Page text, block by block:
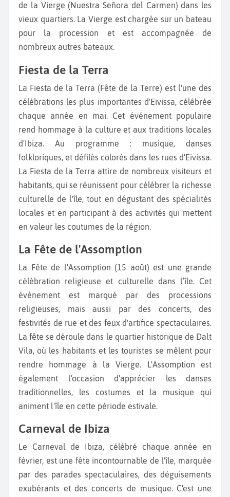
de la Vierge (Nuestra Señora del Carmen) dans les
vieux quartiers. La Vierge est chargée sur un bateau
pour la procession et est accompagnée de
nombreux autres bateaux.
Fiesta de la Terra
La Fiesta de la Terra (Fête de la Terre) est l'une des
célébrations les plus importantes d'Eivissa, célébrée
chaque année en mai. Cet événement populaire
rend hommage à la culture et aux traditions locales
d'Ibiza. Au programme : musique, danses
folkloriques, et défilés colorés dans les rues d'Eivissa.
La Fiesta de la Terra attire de nombreux visiteurs et
habitants, qui se réunissent pour célébrer la richesse
culturelle de l'île, tout en dégustant des spécialités
locales et en participant à des activités qui mettent
en valeur les coutumes de la région.
La Fête de l'Assomption
La Fête de l'Assomption (15 août) est une grande
célébration religieuse et culturelle dans l’île. Cet
événement est marqué par des processions
religieuses, mais aussi par des concerts, des
festivités de rue et des feux d'artifice spectaculaires.
La fête se déroule dans le quartier historique de Dalt
Vila, où les habitants et les touristes se mêlent pour
rendre hommage à la Vierge. L'Assomption est
également l'occasion d'apprécier les danses
traditionnelles, les costumes et la musique qui
animent l'île en cette période estivale.
Carneval de Ibiza
Le Carneval de Ibiza, célébré chaque année en
février, est une fête incontournable de l'île, marquée
par des parades spectaculaires, des déguisements
exubérants et des concerts de musique. C'est une